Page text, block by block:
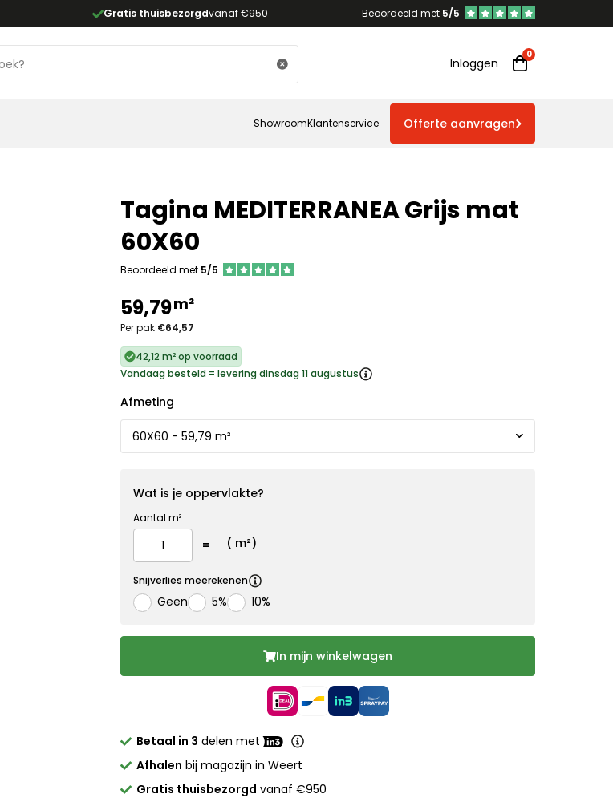
Gratis thuisbezorgdvanaf €950 Beoordeeld met 5/5
Inloggen
ShowroomKlantenservice Offerte aanvragen
Tagina MEDITERRANEA Grijs mat
60X60
Beoordeeld met 5/5
59,79m²
Per pak €64,57
42,12 m² op voorraad
Vandaag besteld = levering dinsdag 11 augustus
Afmeting
Wat is je oppervlakte?
Aantal m²
( m²)
Snijverlies meerekenen
Geen 5% 10%
In mijn winkelwagen
Betaal in 3 delen met
Afhalen bij magazijn in Weert
Gratis thuisbezorgd vanaf €950